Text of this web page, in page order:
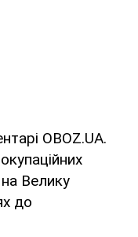
OBOZ.UA.
Велику
до